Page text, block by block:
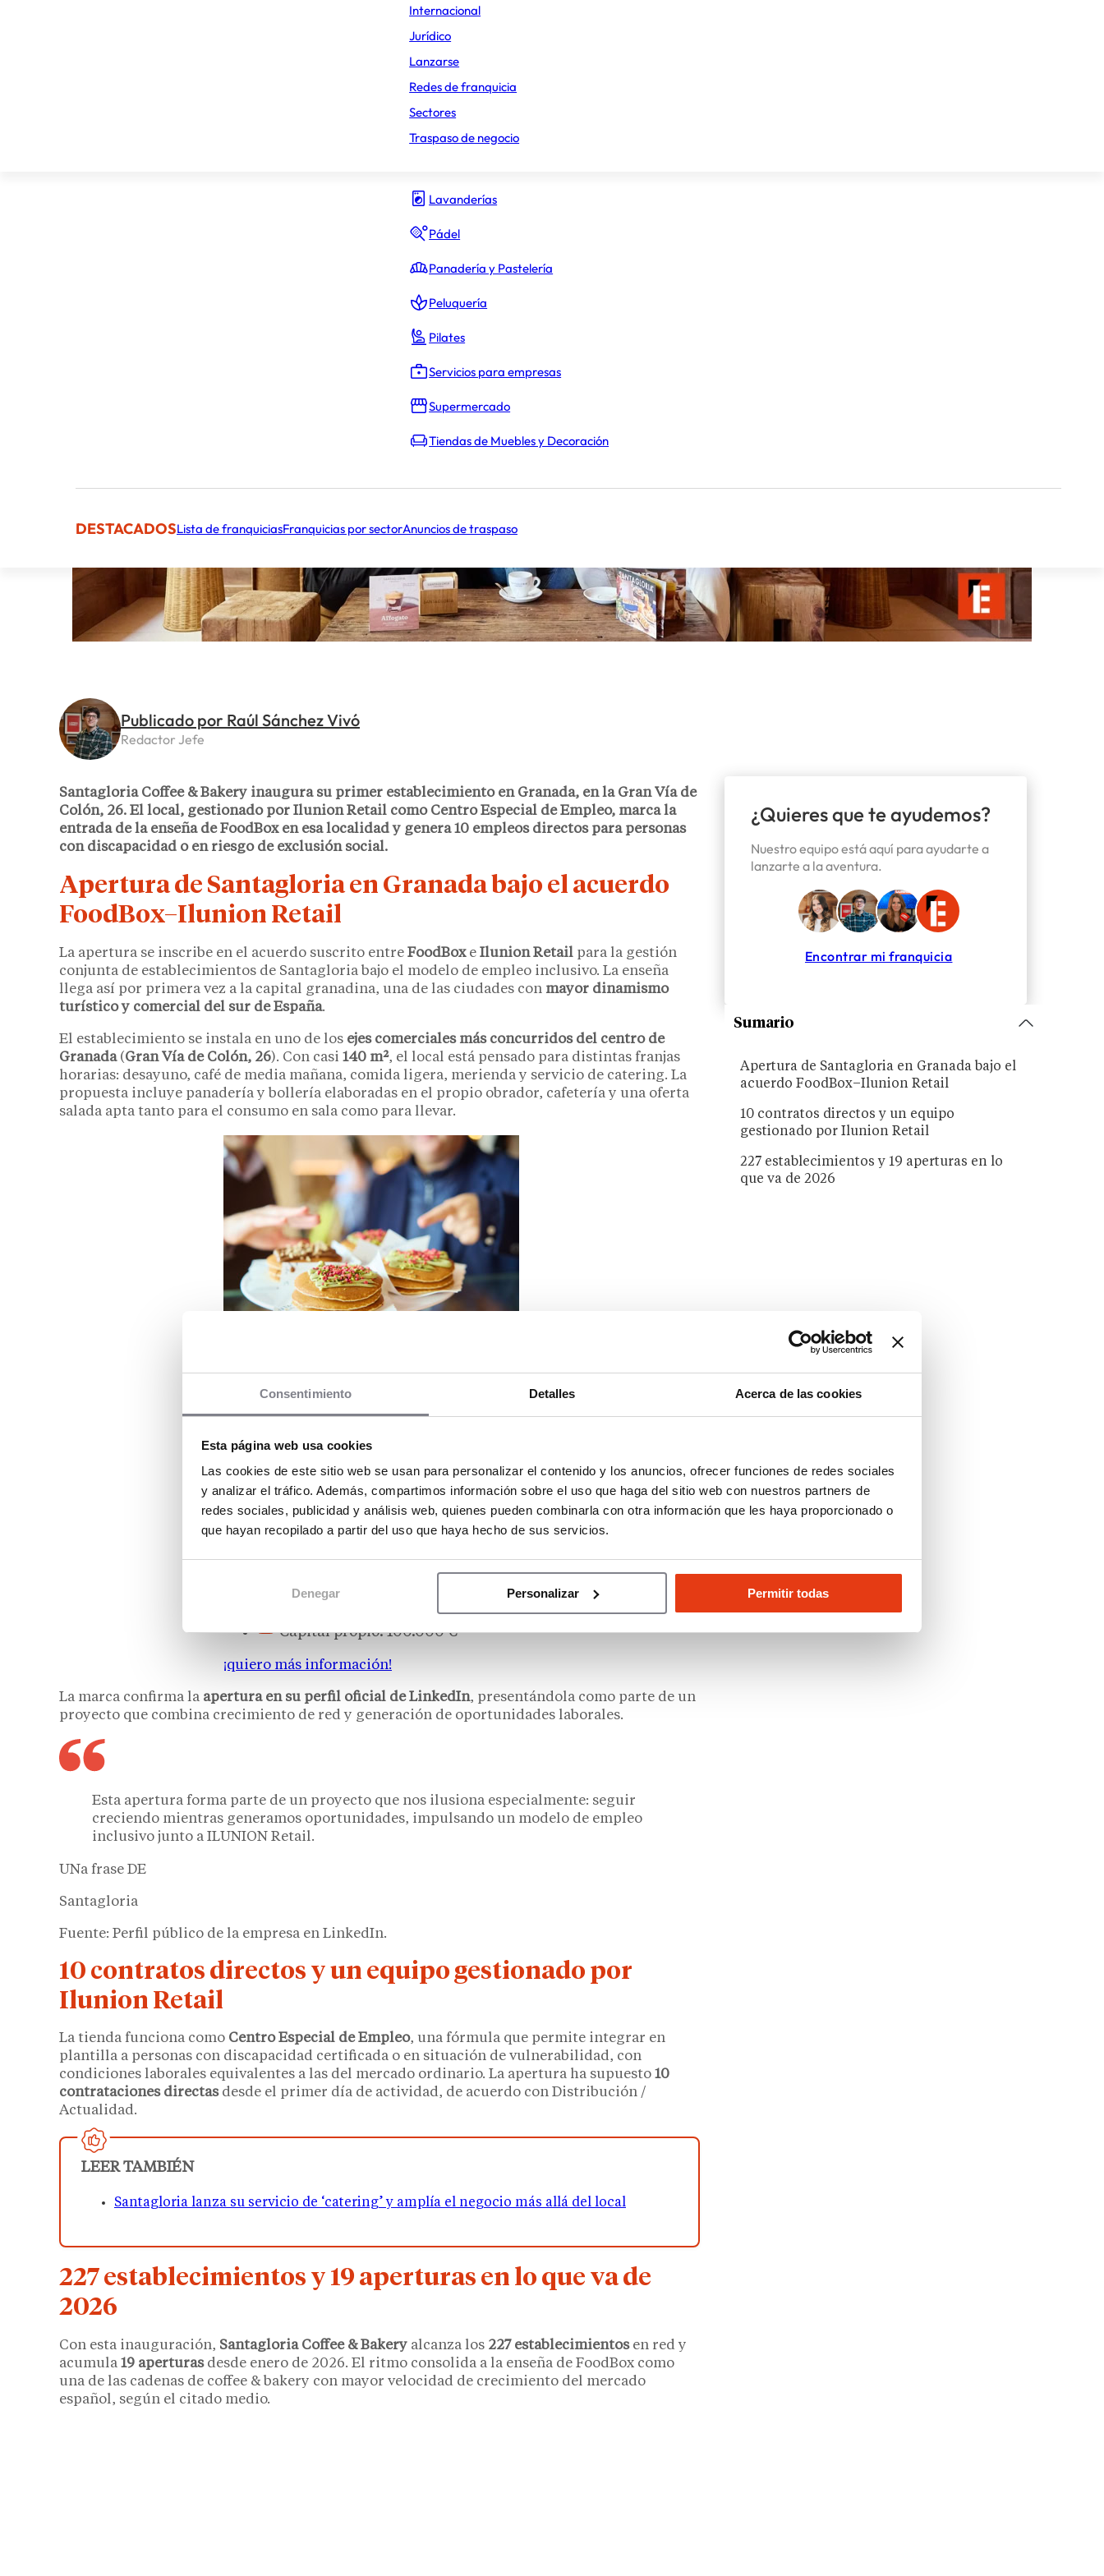
Consentimiento Detalles Acerca de las cookies
Esta página web usa cookies
Las cookies de este sitio web se usan para personalizar el contenido y los anuncios, ofrecer funciones de redes sociales
y analizar el tráfico. Además, compartimos información sobre el uso que haga del sitio web con nuestros partners de
redes sociales, publicidad y análisis web, quienes pueden combinarla con otra información que les haya proporcionado o
que hayan recopilado a partir del uso que haya hecho de sus servicios.
Denegar Personalizar Permitir todas
Hamburguesas
Heladerías
Hostelería y Restauración
Lavanderías
Pádel
Panadería y Pastelería
Peluquería
Pilates
Servicios para empresas
Supermercado
Tiendas de Muebles y Decoración
DESTACADOSLista de franquiciasFranquicias por sectorAnuncios de traspaso
Internacional
Jurídico
Lanzarse
Redes de franquicia
Sectores
Traspaso de negocio
Publicado por Raúl Sánchez Vivó
Redactor Jefe
Santagloria Coffee & Bakery inaugura su primer establecimiento en Granada, en la Gran Vía de
Colón, 26. El local, gestionado por Ilunion Retail como Centro Especial de Empleo, marca la
entrada de la enseña deFoodBoxen esa localidad y genera10 empleos directospara personas
con discapacidad o en riesgo de exclusión social.
Apertura de Santagloria en Granada bajo el acuerdo
FoodBox–Ilunion Retail
La apertura se inscribe en el acuerdo suscrito entre FoodBoxe Ilunion Retail para la gestión
conjunta de establecimientos de Santagloria bajo el modelo de empleo inclusivo. La enseña
llega así por primera vez a la capital granadina, una de las ciudades con mayor dinamismo
turístico y comercial del sur de España.
El establecimiento se instala en uno de los ejes comerciales más concurridos del centro de
Granada(Gran Vía de Colón, 26). Con casi 140 m², el local está pensado para distintas franjas
horarias: desayuno, café de media mañana, comida ligera, merienda y servicio de catering. La
propuesta incluye panadería y bollería elaboradas en el propio obrador, cafetería y una oferta
salada apta tanto para el consumo en sala como para llevar.
Santagloria Coffee & bakery
Santagloria: Franquicia de panadería y
Capital propio: 100.000 €
¡quiero más información!
La marca confirma la apertura en su perfil oficial de LinkedIn, presentándola como parte de un
proyecto que combina crecimiento de red y generación de oportunidades laborales.
Esta apertura forma parte de un proyecto que nos ilusiona especialmente: seguir
creciendo mientras generamos oportunidades, impulsando un modelo de empleo
inclusivo junto a ILUNION Retail.
UNa frase DE
Santagloria
Fuente: Perfil público de la empresa en LinkedIn.
10 contratos directos y un equipo gestionado por
Ilunion Retail
La tienda funciona como Centro Especial de Empleo, una fórmula que permite integrar en
plantilla a personas con discapacidad certificada o en situación de vulnerabilidad, con
condiciones laborales equivalentes a las del mercado ordinario. La apertura ha supuesto 10
contrataciones directasdesde el primer día de actividad, de acuerdo con Distribución /
Actualidad.
LEER TAMBIÉN
Santagloria lanza su servicio de ‘catering’ y amplía el negocio más allá del local
227 establecimientos y 19 aperturas en lo que va de
2026
Con esta inauguración, Santagloria Coffee & Bakery alcanza los 227 establecimientosen red y
acumula 19 aperturasdesde enero de 2026. El ritmo consolida a la enseña de FoodBox como
una de las cadenas de coffee & bakery con mayor velocidad de crecimiento del mercado
español, según el citado medio.
¿Quieres que te ayudemos?
Nuestro equipo está aquí para ayudarte a
lanzarte a la aventura.
Encontrar mi franquicia
Sumario
Apertura de Santagloria en Granada bajo el
acuerdo FoodBox–Ilunion Retail
10 contratos directos y un equipo
gestionado por Ilunion Retail
227 establecimientos y 19 aperturas en lo
que va de 2026